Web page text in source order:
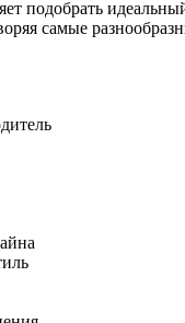
подобрать
самые